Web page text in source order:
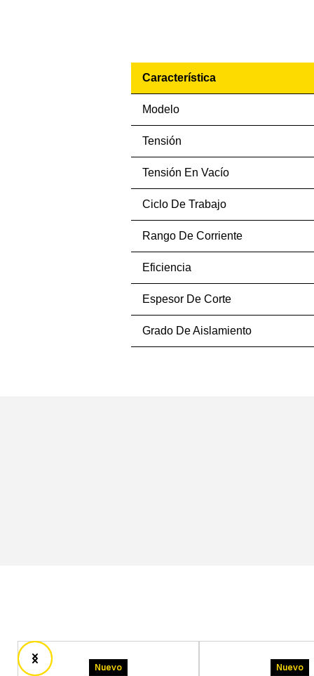
Característica
Modelo
Tensión
Tensión En Vacío
Ciclo De Trabajo
Rango De Corriente
Eficiencia
Espesor De Corte
Grado De Aislamiento
Nuevo Nuevo